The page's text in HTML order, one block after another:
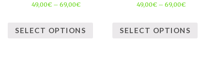
49,00€ –69,00€
SELECT OPTIONS
49,00€– 69,00€
SELECT OPTIONS